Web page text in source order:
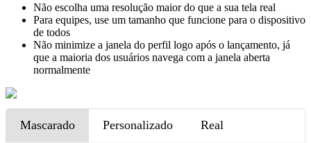
Não escolha uma resolução maior do que a sua tela real
Para equipes, use um tamanho que funcione para o dispositivo
de todos
Não minimize a janela do perfil logo após o lançamento, já
que a maioria dos usuários navega com a janela aberta
normalmente
Mascarado Personalizado Real